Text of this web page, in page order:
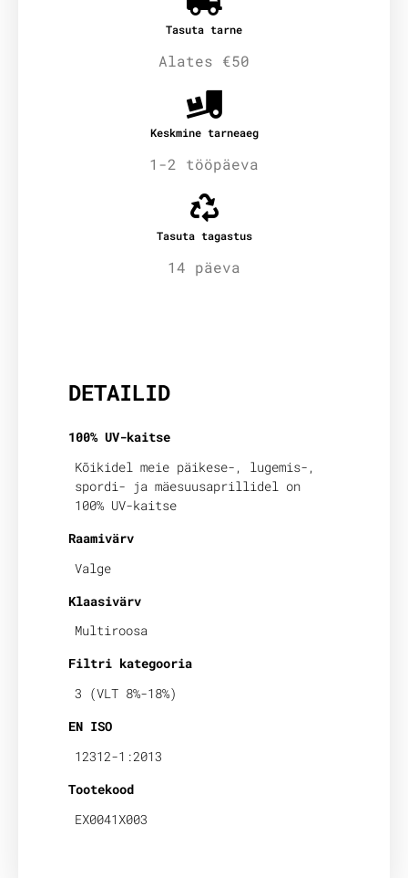
Tasuta tarne
Alates €50
Keskmine tarneaeg
1-2 tööpäeva
Tasuta tagastus
14 päeva
DETAILID
100% UV-kaitse
Kõikidel meie päikese-, lugemis-,
spordi- ja mäesuusaprillidel on
100% UV-kaitse
Raamivärv
Valge
Klaasivärv
Multiroosa
Filtri kategooria
3 (VLT 8%-18%)
EN ISO
12312-1:2013
Tootekood
EX0041X003